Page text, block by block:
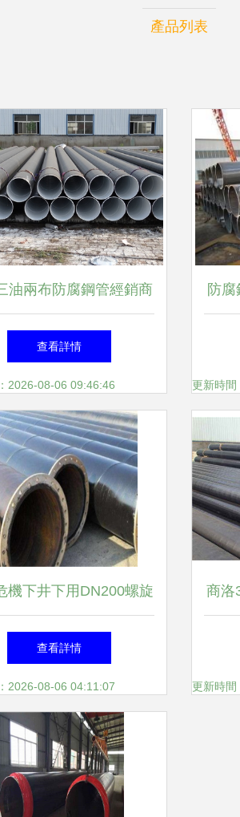
產品列表
油兩布防腐鋼管經銷商
腐領域的防銹專家優選
方案
查看詳情
2026-08-06 09:46:46
防
更新時
機下井下用DN200螺旋
鋼管價格走勢分析
查看詳情
2026-08-06 04:11:07
商洛
更新時